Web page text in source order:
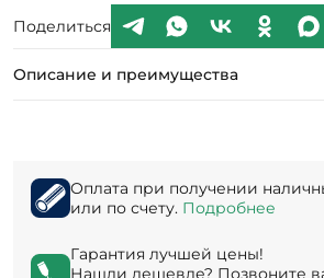
Поделиться
Описание и преимущества
Оплата при получении
или по счету. Подробнее
Гарантия лучшей цены!
Нашли дешевле? Позвоните